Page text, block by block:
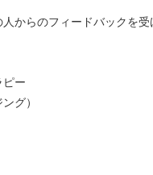
からのフィードバックを受
ー
グ）